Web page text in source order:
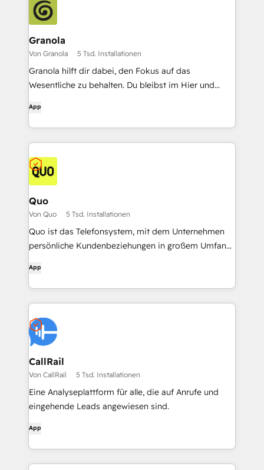
Granola
Von Granola 5 Tsd. Installationen
Granola hilft dir dabei, den Fokus auf das
Wesentliche zu behalten. Du bleibst im Hier und
reichhaltiges, durchsuchbares Gedächtnis
verwandelt.
App
Quo
Von Quo 5 Tsd. Installationen
Quo ist das Telefonsystem, mit dem Unternehmen
persönliche Kundenbeziehungen in großem Umfang
App
CallRail
Von CallRail 5 Tsd. Installationen
Eine Analyseplattform für alle, die auf Anrufe und
eingehende Leads angewiesen sind.
App